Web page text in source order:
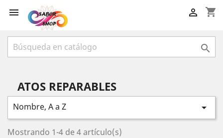
 shopping_cart


ATOS REPARABLES
Nombre, A a Z 
Mostrando 1-4 de 4 artículo(s)